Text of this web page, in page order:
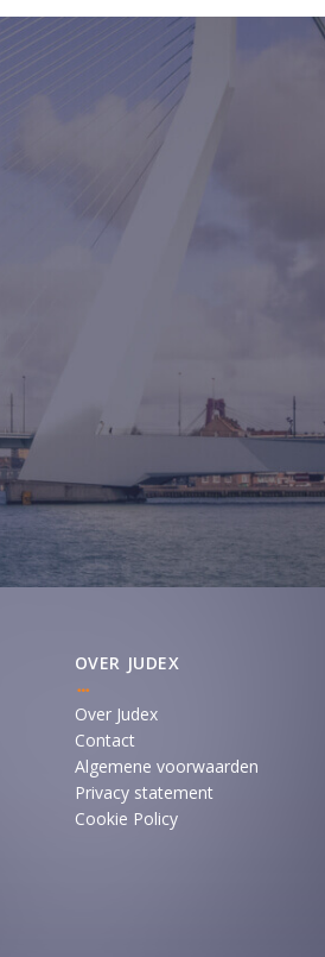
OVER JUDEX
Over Judex
Contact
Algemene voorwaarden
Privacy statement
Cookie Policy